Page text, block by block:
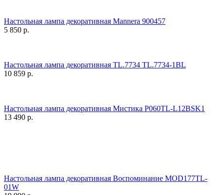
Настольная лампа декоративная Mannera 900457
5 850 р.
Настольная лампа декоративная TL.7734 TL.7734-1BL
10 859 р.
Настольная лампа декоративная Мистика P060TL-L12BSK1
13 490 р.
Настольная лампа декоративная Воспоминание MOD177TL-
01W